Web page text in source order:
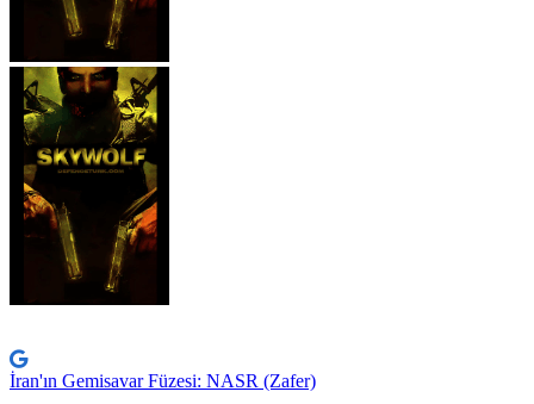
İran'ın Gemisavar Füzesi: NASR (Zafer)